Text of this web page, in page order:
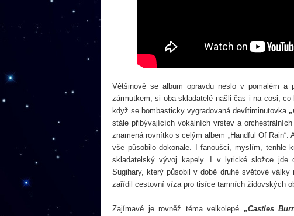
Většinově se album opravdu neslo v pomalém a
zármutkem, si oba skladatelé našli čas i na cosi,
když se bombasticky vygradovaná devítiminutovka
stále přibývajících vokálních vrstev a
znamená rovnítko s celým albem „Handful Of Rain“.
vše působilo dokonale. I fanoušci, myslím, tenhle
skladatelský vývoj kapely. I v lyrické složce jde
Sugihary, který působil v době druhé světové
zařídil cestovní víza pro tisíce tamních židovských
Zajímavé je rovněž téma velkolepé „Castles